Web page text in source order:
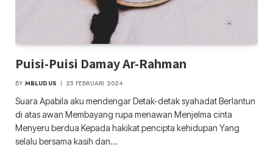
Puisi-Puisi Damay Ar-Rahman
BY MBLUDUS 25 FEBRUARI 2024
Suara Apabila aku mendengar Detak-detak syahadat Berlantun
di atas awan Membayang rupa menawan Menjelma cinta
Menyeru berdua Kepada hakikat pencipta kehidupan Yang
selalu bersama kasih dan…